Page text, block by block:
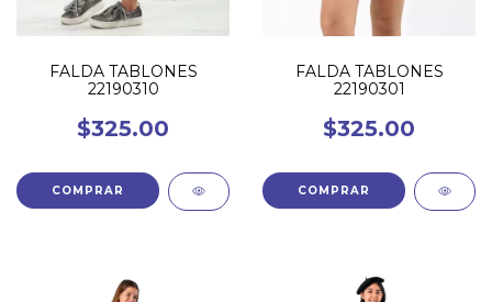
FALDA TABLONES
22190310
$325.00
COMPRAR
FALDA TABLONES
22190301
$325.00
COMPRAR